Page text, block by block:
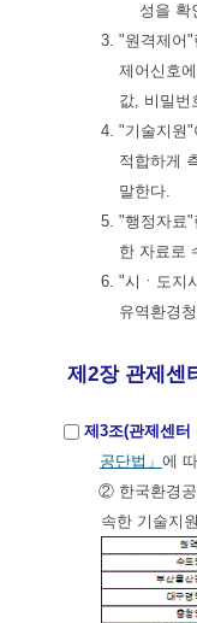
성을 확
3. "원격제어
제어신호
값, 비밀번
4. "기술지원"
적합하게
말한다.
5. "행정자료
한 자료로
6. "시ㆍ도지
유역환경
제2장 관제센
제3조(관제센터
공단법」 에
② 한국환경공
속한 기술지